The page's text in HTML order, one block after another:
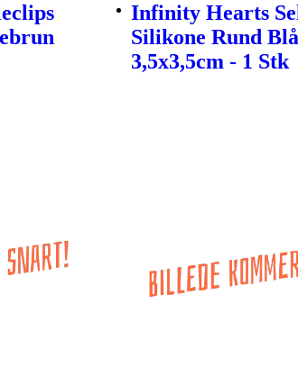
Infinity Hearts
Silikone Rund Blå
3,5x3,5cm - 1 Stk